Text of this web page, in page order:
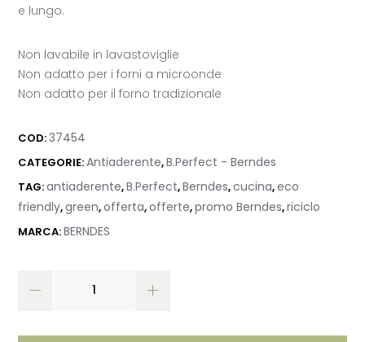
e lungo.
Non lavabile in lavastoviglie
Non adatto per i forni a microonde
Non adatto per il forno tradizionale
COD:37454
CATEGORIE:Antiaderente,B.Perfect - Berndes
TAG:antiaderente,B.Perfect,Berndes,cucina,eco
friendly,green,offerta,offerte,promo Berndes,riciclo
MARCA:BERNDES